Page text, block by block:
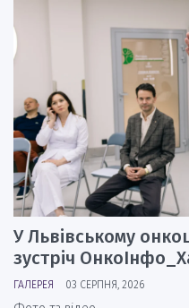
У Львівському
зустріч
ГАЛЕРЕЯ 03 СЕРПНЯ, 2026